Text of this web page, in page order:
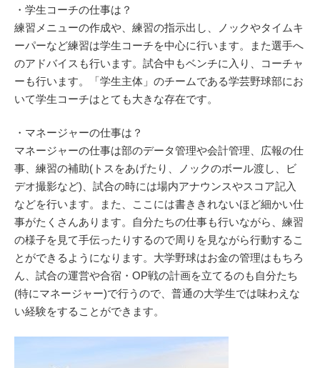
・学生コーチの仕事は？
練習メニューの作成や、練習の指示出し、ノックやタイムキ
ーパーなど練習は学生コーチを中心に行います。また選手へ
のアドバイスも行います。試合中もベンチに入り、コーチャ
ーも行います。「学生主体」のチームである学芸野球部にお
いて学生コーチはとても大きな存在です。
・マネージャーの仕事は？
マネージャーの仕事は部のデータ管理や会計管理、広報の仕
事、練習の補助(トスをあげたり、ノックのボール渡し、ビ
デオ撮影など)、試合の時には場内アナウンスやスコア記入
などを行います。また、ここには書ききれないほど細かい仕
事がたくさんあります。自分たちの仕事も行いながら、練習
の様子を見て手伝ったりするので周りを見ながら行動するこ
とができるようになります。大学野球はお金の管理はもちろ
ん、試合の運営や合宿・OP戦の計画を立てるのも自分たち
(特にマネージャー)で行うので、普通の大学生では味わえな
い経験をすることができます。